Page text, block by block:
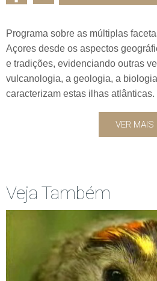
Programa sobre as múltiplas
Açores desde os aspectos
e tradições, evidenciando outras
vulcanologia, a geologia, a
caracterizam estas ilhas atlânticas.
VER MAIS
Veja Também